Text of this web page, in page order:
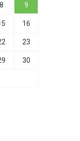
8 9
16
23
30